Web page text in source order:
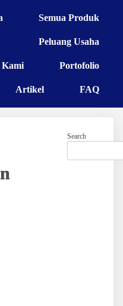
Semua Produk
Peluang Usaha
Kami Portofolio
Artikel FAQ
Search